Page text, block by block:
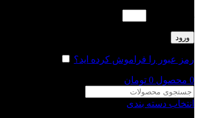
ورود
رمز عبور را فراموش کرده اید؟
0 محصول 0 تومان
انتخاب دسته بندی